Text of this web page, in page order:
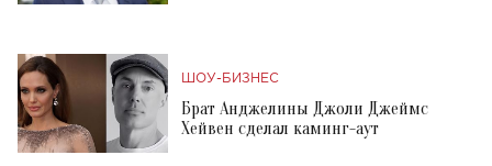
ШОУ-БИЗНЕС
Брат Анджелины Джоли Джеймс
Хейвен сделал каминг-аут